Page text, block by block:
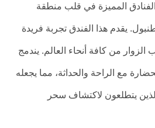
المميزة في قلب منطقة
يقدم هذا الفندق تجربة فريدة
الزوار من كافة أنحاء العالم. يندمج
مع الراحة والحداثة، مما يجعله
يتطلعون لاكتشاف سحر